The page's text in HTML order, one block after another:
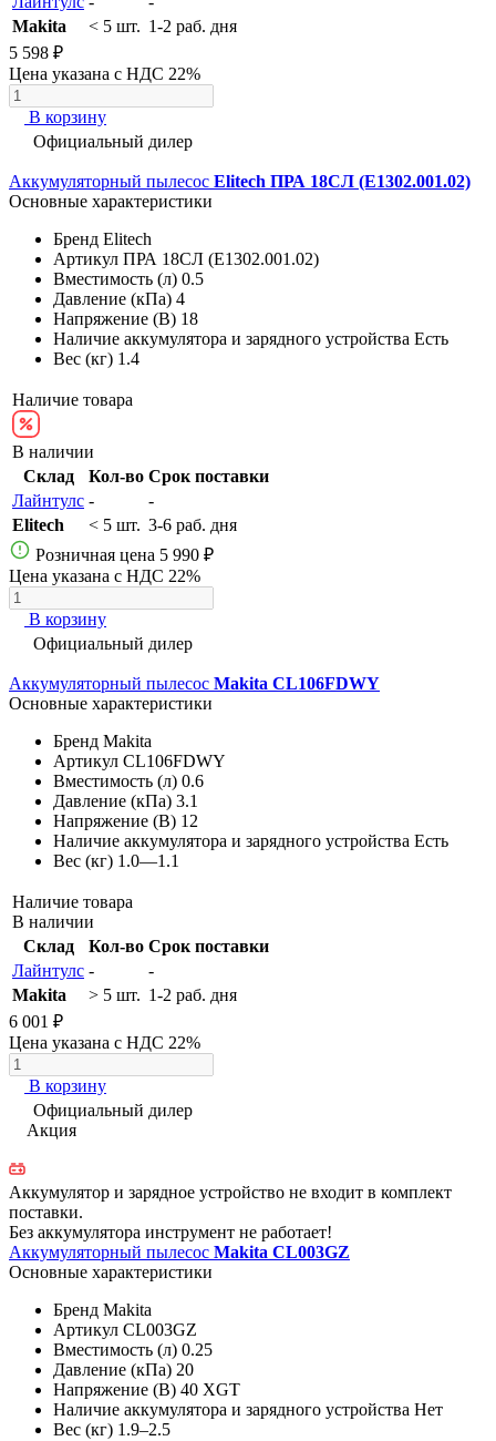
Makita
< 5 шт. 1-2 раб. дня
5 598 ₽
Цена указана с НДС 22%
В корзину
Официальный дилер
Аккумуляторный пылесос Elitech ПРА 18СЛ (E1302.001.02)
Основные характеристики
Бренд Elitech
Артикул ПРА 18СЛ (E1302.001.02)
Вместимость (л) 0.5
Давление (кПа) 4
Напряжение (В) 18
Наличие аккумулятора и зарядного устройства Есть
Вес (кг) 1.4
Наличие товара
В наличии
Склад
Кол-во Срок поставки
Лайнтулс -
-
Elitech
< 5 шт. 3-6 раб. дня
Розничная цена 5 990 ₽
Цена указана с НДС 22%
В корзину
Официальный дилер
Аккумуляторный пылесос Makita CL106FDWY
Основные характеристики
Бренд Makita
Артикул CL106FDWY
Вместимость (л) 0.6
Давление (кПа) 3.1
Напряжение (В) 12
Наличие аккумулятора и зарядного устройства Есть
Вес (кг) 1.0—1.1
Наличие товара
В наличии
Склад
Кол-во Срок поставки
Лайнтулс -
-
Makita
> 5 шт. 1-2 раб. дня
6 001 ₽
Цена указана с НДС 22%
В корзину
Официальный дилер
Акция
Аккумулятор и зарядное устройство не входит в комплект
поставки.
Без аккумулятора инструмент не работает!
Аккумуляторный пылесос Makita CL003GZ
Основные характеристики
Бренд Makita
Артикул CL003GZ
Вместимость (л) 0.25
Давление (кПа) 20
Напряжение (В) 40 XGT
Наличие аккумулятора и зарядного устройства Нет
Вес (кг) 1.9–2.5